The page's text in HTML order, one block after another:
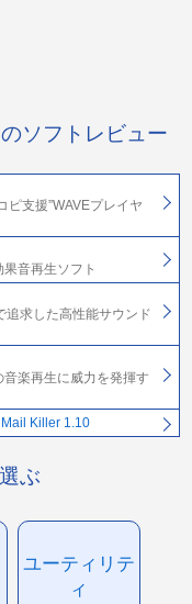
ソフトレビュー
ピ支援”WAVEプレイヤ
音再生ソフト
追求した高性能サウンド
楽再生に威力を発揮す
Killer 1.10
ぶ
ユーティリテ
ィ